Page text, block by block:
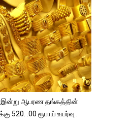
ஆபரண தங்கத்தின்
520. .00 ரூபாய் உயர்வு .